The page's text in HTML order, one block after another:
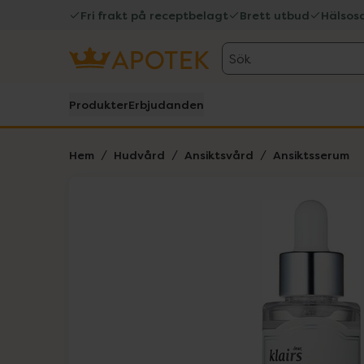
Fri frakt på receptbelagt Brett utbud
Sök
ProdukterErbjudanden
Hem Hudvård Ansiktsvård Ansiktsserum